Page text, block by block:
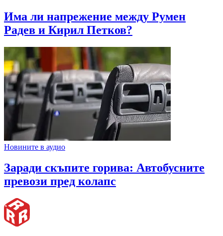
Има ли напрежение между Румен
Радев и Кирил Петков?
Новините в аудио
Заради скъпите горива: Автобусните
превози пред колапс